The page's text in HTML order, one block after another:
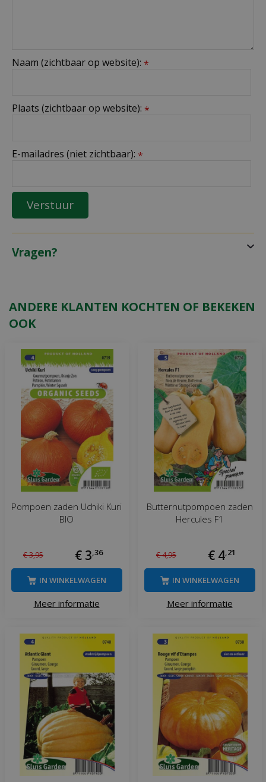
Naam (zichtbaar op website): *
Plaats (zichtbaar op website): *
E-mailadres (niet zichtbaar): *
Vragen?
ANDERE KLANTEN KOCHTEN OF BEKEKEN
OOK
Pompoen zaden Uchiki Kuri
BIO
€3,95 € 3,36
Meer informatie
IN WINKELWAGEN
Butternutpompoen zaden
Hercules F1
€4,95 € 4,21
Meer informatie
IN WINKELWAGEN